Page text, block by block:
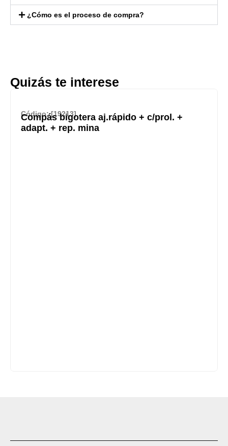
¿Cómo es el proceso de compra?
Quizás te interese
Código: [19213]
Compás bigotera aj.rápido + c/prol. +
adapt. + rep. mina